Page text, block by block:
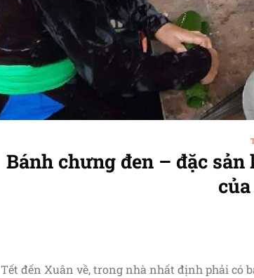
Bánh chưng đen – đặc
Tết đến Xuân về, trong nhà nhất định phải có